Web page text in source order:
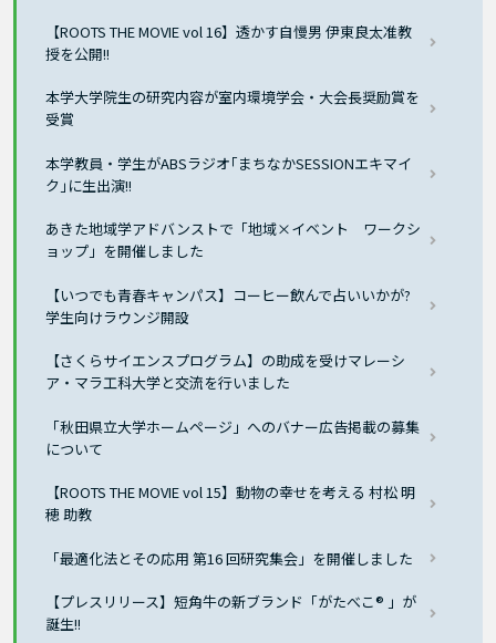
【ROOTS THE MOVIE vol 16】透かす自慢男 伊東良太准教
授を公開!!
本学大学院生の研究内容が室内環境学会・大会長奨励賞を
受賞
本学教員・学生がABSラジオ｢まちなかSESSIONエキマイ
ク｣に生出演!!
あきた地域学アドバンストで「地域×イベント ワークシ
ョップ」を開催しました
【いつでも青春キャンパス】コーヒー飲んで占いいかが?
学生向けラウンジ開設
【さくらサイエンスプログラム】の助成を受けマレーシ
ア・マラ工科大学と交流を行いました
「秋田県立大学ホームページ」へのバナー広告掲載の募集
について
【ROOTS THE MOVIE vol 15】動物の幸せを考える 村松 明
穂 助教
「最適化法とその応用 第16 回研究集会」を開催しました
【プレスリリース】短角牛の新ブランド「がたべこ® 」が
誕生!!